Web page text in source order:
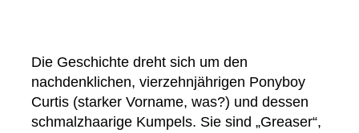
Die Geschichte dreht sich um den
nachdenklichen, vierzehnjährigen Ponyboy
Curtis (starker Vorname, was?) und dessen
schmalzhaarige Kumpels. Sie sind „Greaser“,